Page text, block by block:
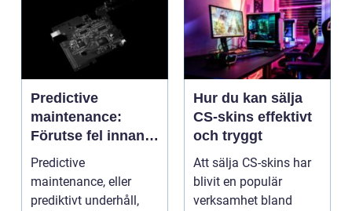
Predictive
maintenance:
Förutse fel innan
de uppstår med
hjälp av sensorer
Predictive
maintenance, eller
prediktivt underhåll,
Hur du kan sälja
CS-skins effektivt
och tryggt
Att sälja CS-skins har
blivit en populär
verksamhet bland